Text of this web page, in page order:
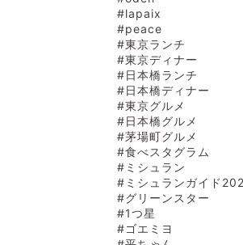
#lapaix
#peace
#東京ランチ
#東京ディナー
#日本橋ランチ
#日本橋ディナー
#東京グルメ
#日本橋グルメ
#茅場町グルメ
#食べスタグラム
#ミシュラン
#ミシュランガイド
#グリーンスター
#1つ星
#ゴエミヨ